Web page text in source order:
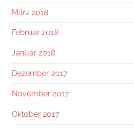
März 2018
Februar 2018
Januar 2018
Dezember 2017
November 2017
Oktober 2017